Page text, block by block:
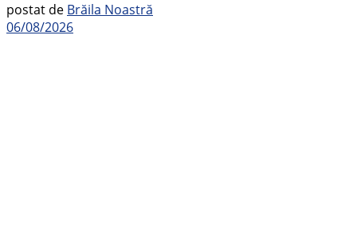
postat de Brăila Noastră
06/08/2026